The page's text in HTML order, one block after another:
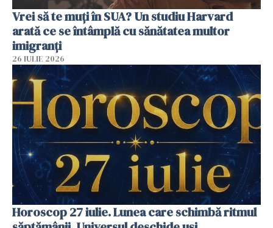
Vrei să te muți în SUA? Un studiu Harvard
arată ce se întâmplă cu sănătatea multor
imigranți
26 IULIE 2026
Horoscop 27 iulie. Lunea care schimbă ritmul